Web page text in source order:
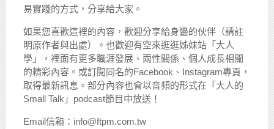
易實踐的方式，分享給大家。
如果您喜歡這裡的內容，歡迎分享給身邊的伙伴（請註
明原作者與出處）。也歡迎有空來逛逛姊妹站「大人
學」，裡面有更多職涯發展、兩性關係、個人成長相關
的精彩內容。或訂閱同名的Facebook、Instagram專頁，
取得最新訊息。部分內容也會以音頻的形式在「大人的
Small Talk」podcast節目中放送！
Email信箱：info@ftpm.com.tw